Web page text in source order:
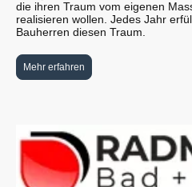
die ihren Traum vom eigenen
realisieren wollen. Jedes Jahr
Bauherren diesen Traum.
Mehr erfahren